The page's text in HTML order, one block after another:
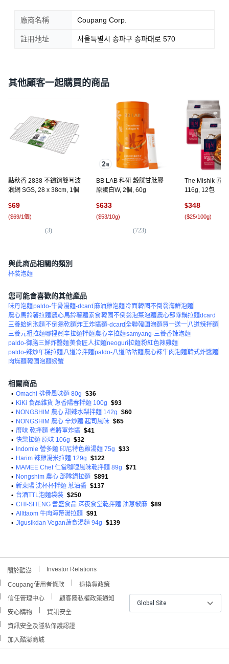
廠商名稱 Coupang Corp.
註冊地址 서울특별시 송파구 송파대로 570
其他顧客一起購買的商品
點秋香 2838 不鏽鋼雙耳波
浪網 SGS, 28 x 38cm, 1個
$69
($69/1個)
(3)
BB LAB 科研 穀胱甘肽膠
原蛋白W, 2個, 60g
$633
($53/10g)
(723)
The Mishik 匠
116g, 12包
$348
($25/100g)
與此商品相關的類別
杯裝泡麵
您可能會喜歡的其他產品
味丹泡麵paldo-牛骨湯麵-dcard 麻油雞泡麵冷面韓國不倒翁海鮮泡麵
農心馬鈴薯拉麵農心馬鈴薯麵素食韓國不倒翁泡菜泡麵農心部隊鍋拉麵dcard
三養蛤蜊泡麵不倒翁乾麵炸王炸醬麵-dcard 全聯韓國泡麵買一送一八道辣拌麵
三養元祖拉麵哪裡買辛拉麵拌麵農心辛拉麵samyang-三養香辣泡麵
paldo-御膳三鮮炸醬麵美食匠人拉麵neoguri拉麵粉紅色辣雞麵
paldo-辣炒年糕拉麵八道冷拌麵paldo-八道咕咕麵農心辣牛肉泡麵韓式炸醬麵
肉燥麵韓國泡麵螃蟹
相關商品
• Omachi 排骨風味麵 80g $36
• KiKi 食品雜貨 蔥香陽春拌麵 100g $93
• NONGSHIM 農心 甜辣水梨拌麵 142g $60
• NONGSHIM 農心 辛炒麵 起司風味 $65
• 厝味 乾拌麵 老將軍炸醬 $41
• 快樂拉麵 原味 106g $32
•
Indomie 營多麵 印尼特色雞湯麵 75g $33
• Harim 辣雞湯米拉麵 129g $122
• MAMEE Chef 仁當咖哩風味乾拌麵 89g $71
• Nongshim 農心 部隊鍋拉麵 $891
• 新東陽 沈杯杯拌麵 蔥油醬 $137
• 台酒TTL泡麵袋裝 $250
• CHI-SHENG 耆盛食品 深夜食堂乾拌麵 油蔥椒麻 $89
• Allttaom 牛肉海帶湯拉麵 $91
• Jigusikdan Vegan蔬食湯麵 94g $139
關於酷澎 Investor Relations
Coupang使用者條款
退換貨政策
信任管理中心
顧客隱私權政策通知
安心購物
資訊安全
資訊安全及隱私保護認證
加入酷澎商城
Global Site